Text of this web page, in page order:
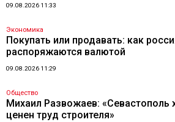
09.08.2026 11:33
Экономика
Покупать или продавать: как
распоряжаются валютой
09.08.2026 11:29
Общество
Михаил Развожаев: «Севастополь
ценен труд строителя»